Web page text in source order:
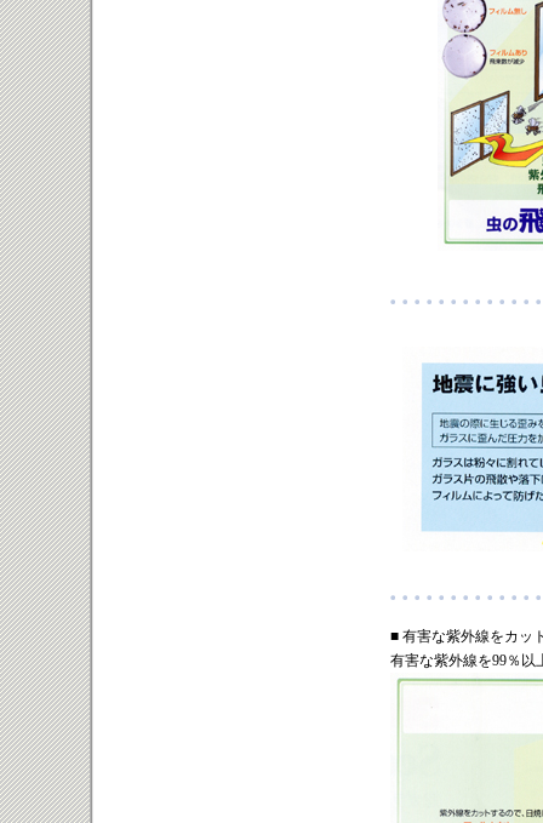
■ 有害な紫外線をカッ
有害な紫外線を99％以